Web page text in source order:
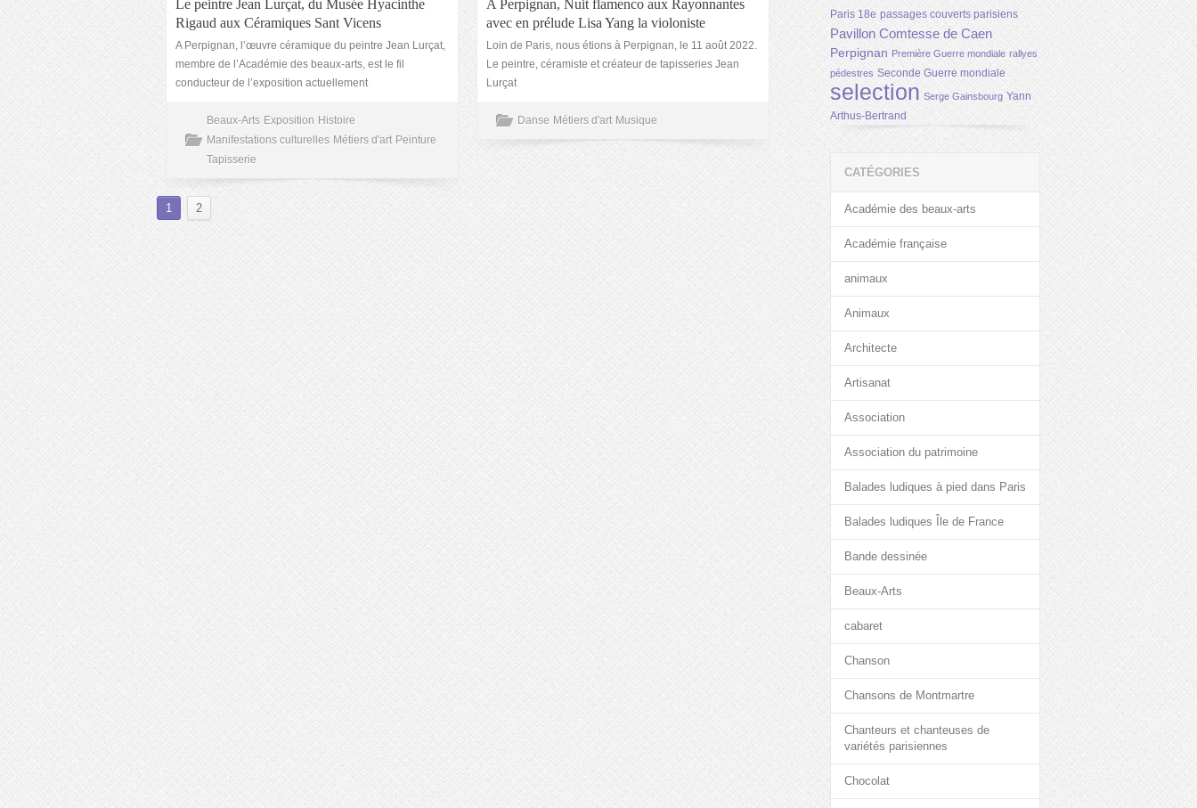
Le peintre Jean Lurçat, du Musée Hyacinthe
Rigaud aux Céramiques Sant Vicens
A Perpignan, l’œuvre céramique du peintre Jean Lurçat,
membre de l’Académie des beaux-arts, est le fil
conducteur de l’exposition actuellement
Beaux-Arts Exposition Histoire
Manifestations culturelles Métiers d'art Peinture
Tapisserie
A Perpignan, Nuit flamenco aux Rayonnantes
avec en prélude Lisa Yang la violoniste
Loin de Paris, nous étions à Perpignan, le 11 août 2022.
Le peintre, céramiste et créateur de tapisseries Jean
Lurçat
Danse Métiers d'art Musique
1 2
Paris 18e passages couverts parisiens
Pavillon Comtesse de Caen
Perpignan Première Guerre mondiale rallyes
pédestres Seconde Guerre mondiale
selection Serge Gainsbourg Yann
Arthus-Bertrand
CATÉGORIES
Académie des beaux-arts
Académie française
animaux
Animaux
Architecte
Artisanat
Association
Association du patrimoine
Balades ludiques à pied dans Paris
Balades ludiques Île de France
Bande dessinée
Beaux-Arts
cabaret
Chanson
Chansons de Montmartre
Chanteurs et chanteuses de
variétés parisiennes
Chocolat